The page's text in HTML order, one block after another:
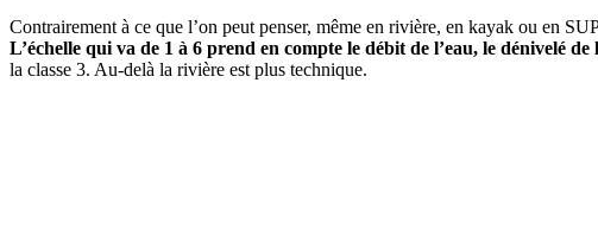
Contrairement à ce que l’on peut penser, même en rivière, en kayak ou en
L’échelle qui va de 1 à 6 prend en compte le débit de l’eau, le dénivelé
la classe 3. Au-delà la rivière est plus technique.